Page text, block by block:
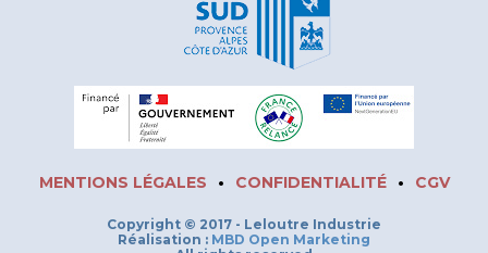
MENTIONS LÉGALES • CONFIDENTIALITÉ • CGV
Copyright © 2017 - Leloutre Industrie
Réalisation : MBD Open Marketing